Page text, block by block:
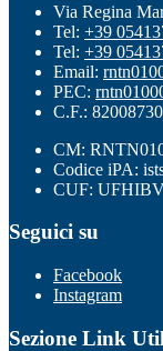
Via Regina
Tel: +39
Tel: +39
Email:
PEC:
C.F.:
CM:
Codice iPA:
CUF:
Seguici su
Facebook
Instagram
Sezione Link